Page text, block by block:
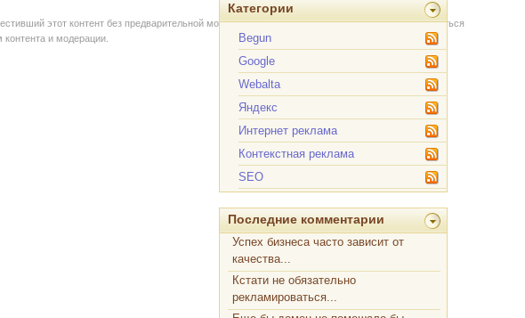
Категории
Begun
Google
Webalta
Яндекс
Интернет реклама
Контекстная реклама
SEO
Последние комментарии
Успех бизнеса часто зависит от
качества...
Кстати не обязательно
рекламироваться...
этот контент без предварительной модерации через форму на сайте. Вы можете связаться
и модерации.